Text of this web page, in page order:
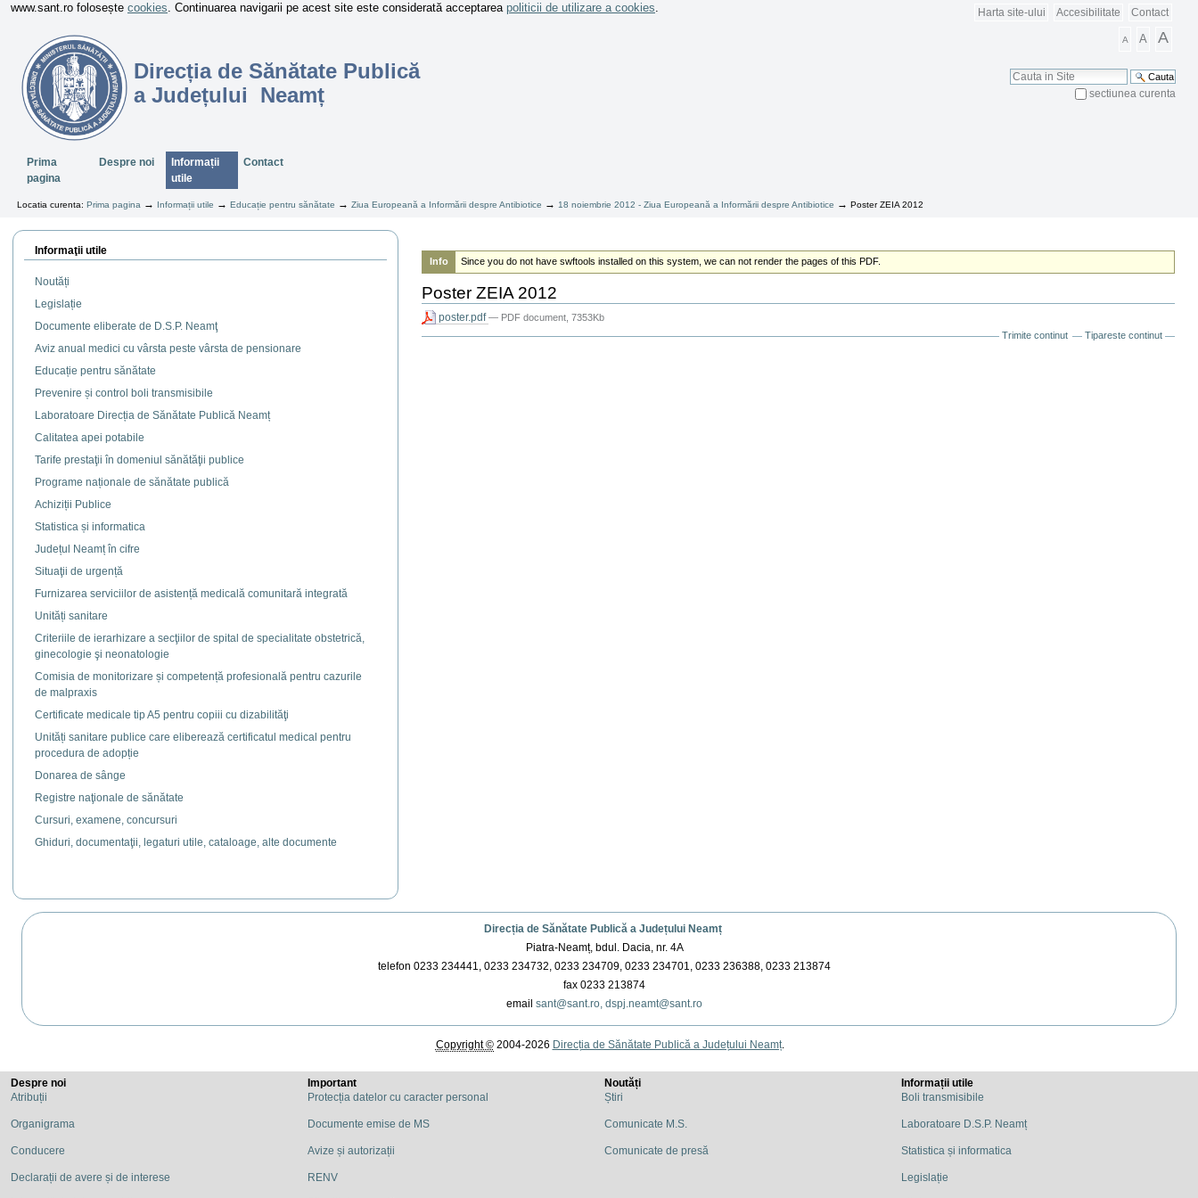
Harta site-ului Accesibilitate Contact
A A A
Cauta
sectiunea curenta
www.sant.ro folosește cookies. Continuarea navigarii pe acest site este considerată acceptarea politicii de utilizare a cookies.
Direcția de Sănătate Publică
a Județului Neamț
SectiuniPrima
pagina
Despre noi
Informații
utile
Contact
Locatia curenta: Prima pagina → Informații utile →Educație pentru sănătate →Ziua Europeană a Informării despre Antibiotice → 18 noiembrie 2012 - Ziua Europeană a Informării despre Antibiotice →Poster ZEIA 2012
Informaţii utile
Noutăți
Legislație
Documente eliberate de D.S.P. Neamţ
Aviz anual medici cu vârsta peste vârsta de pensionare
Educație pentru sănătate
Prevenire și control boli transmisibile
Laboratoare Direcția de Sănătate Publică Neamț
Calitatea apei potabile
Tarife prestaţii în domeniul sănătăţii publice
Programe naționale de sănătate publică
Achiziții Publice
Statistica și informatica
Județul Neamț în cifre
Situaţii de urgență
Furnizarea serviciilor de asistență medicală comunitară integrată
Unități sanitare
Criteriile de ierarhizare a secţiilor de spital de specialitate obstetrică,
ginecologie şi neonatologie
Comisia de monitorizare și competență profesională pentru cazurile
de malpraxis
Certificate medicale tip A5 pentru copiii cu dizabilităţi
Unități sanitare publice care eliberează certificatul medical pentru
procedura de adopție
Donarea de sânge
Registre naţionale de sănătate
Cursuri, examene, concursuri
Ghiduri, documentaţii, legaturi utile, cataloage, alte documente
Info Since you do not have swftools installed on this system, we can not render the pages of this PDF.
Poster ZEIA 2012
poster.pdf— PDF document, 7353Kb
Trimite continut Tipareste continut
Direcția de Sănătate Publică a Județului Neamț
Piatra-Neamț, bdul. Dacia, nr. 4A
telefon 0233 234441, 0233 234732, 0233 234709, 0233 234701, 0233 236388, 0233 213874
fax 0233 213874
email sant@sant.ro, dspj.neamt@sant.ro
Copyright ©2004-2026 Direcția de Sănătate Publică a Județului Neamț.
Despre noi
Atribuții
Organigrama
Conducere
Declarații de avere și de interese
Important
Protecția datelor cu caracter personal
Documente emise de MS
Avize și autorizații
RENV
Noutăți
Știri
Comunicate M.S.
Comunicate de presă
Informații utile
Boli transmisibile
Laboratoare D.S.P. Neamț
Statistica și informatica
Legislație